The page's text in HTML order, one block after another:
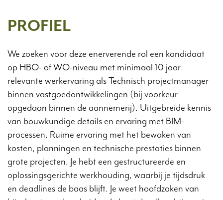
PROFIEL
We zoeken voor deze enerverende rol een kandidaat
op HBO- of WO-niveau met minimaal 10 jaar
relevante werkervaring als Technisch projectmanager
binnen vastgoedontwikkelingen (bij voorkeur
opgedaan binnen de aannemerij). Uitgebreide kennis
van bouwkundige details en ervaring met BIM-
processen. Ruime ervaring met het bewaken van
kosten, planningen en technische prestaties binnen
grote projecten. Je hebt een gestructureerde en
oplossingsgerichte werkhouding, waarbij je tijdsdruk
en deadlines de baas blijft. Je weet hoofdzaken van